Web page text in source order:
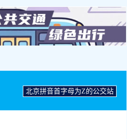
北京拼音首字母为Z的公交站